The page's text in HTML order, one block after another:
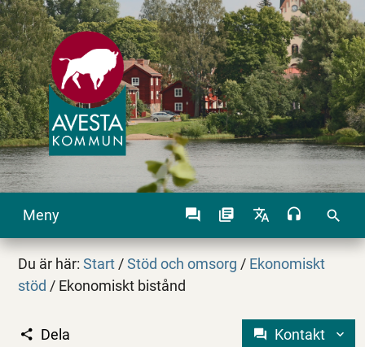
Meny search
Du är här:Start / Stöd och omsorg / Ekonomiskt
stöd / Ekonomiskt bistånd
Dela Kontakt